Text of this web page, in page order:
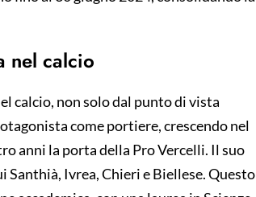
nel calcio
calcio, non solo dal punto di vista
come portiere, crescendo nel
anni la porta della Pro Vercelli. Il suo
Santhià, Ivrea, Chieri e Biellese. Questo